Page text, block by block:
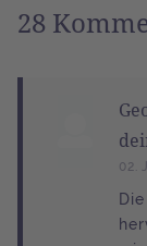
28
02.